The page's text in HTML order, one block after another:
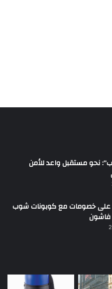
نحو مستقبل واعد للأمن
خصومات مع كوبونات شوب